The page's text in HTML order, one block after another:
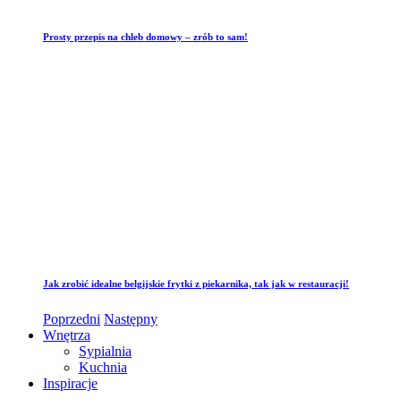
Prosty przepis na chleb domowy – zrób to sam!
Jak zrobić idealne belgijskie frytki z piekarnika, tak jak w restauracji!
Poprzedni Następny
Wnętrza
Sypialnia
Kuchnia
Inspiracje